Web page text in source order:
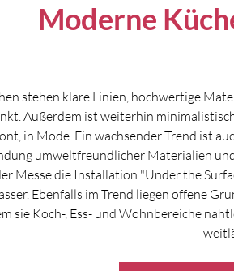
Moderne
stehen klare Linien, hochwertige
Außerdem ist weiterhin
in Mode. Ein wachsender Trend ist
umweltfreundlicher Materialien
Messe die Installation "Under the
Ebenfalls im Trend liegen offene
sie Koch-, Ess- und Wohnbereiche